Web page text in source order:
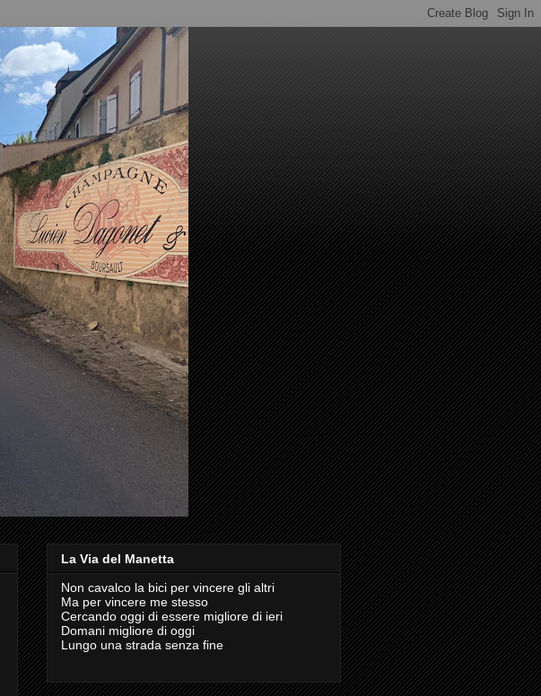
La Via del Manetta
Non cavalco la bici per vincere gli altri
Ma per vincere me stesso
Cercando oggi di essere migliore di ieri
Domani migliore di oggi
Lungo una strada senza fine